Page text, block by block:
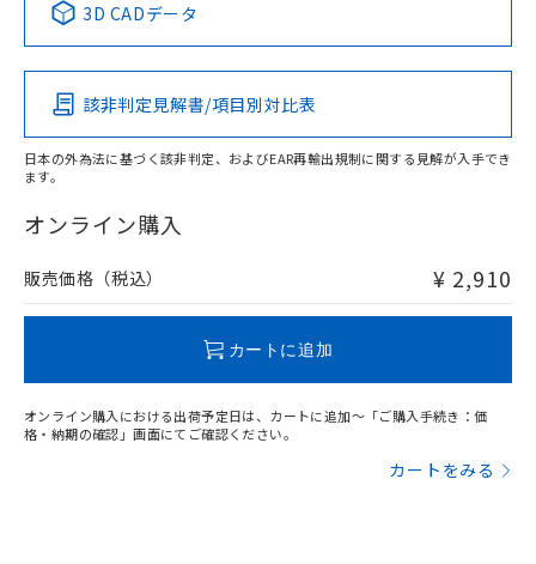
Pb Hg Cd Cr(VI)
O
在庫等で未対応品が混在する可能性があります。
問い合わせください。
この製品の規格認証/適合状況ページへ
その他の認証はこちらのページからご検索ください
3D CADデータ
該非判定見解書/項目別対比表
日本の外為法に基づく該非判定、およびEAR再輸出規制に関する見解が入手でき
ます。
オンライン購入
販売価格（税込） ¥ 2,910
カートに追加
オンライン購入における出荷予定日は、カートに追加～「ご購入手続き：価
格・納期の確認」画面にてご確認ください。
カートをみる